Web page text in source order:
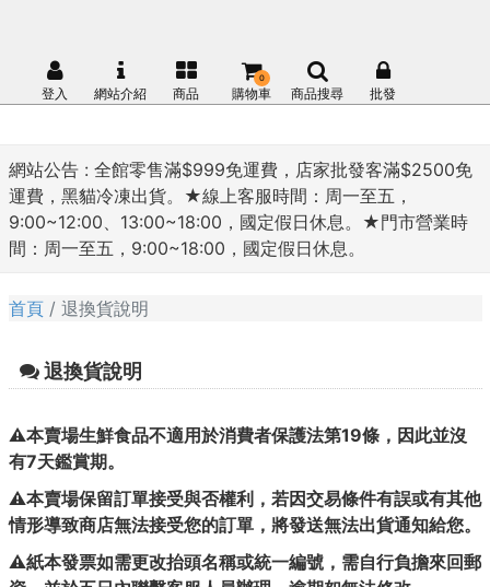
網站公告 : 全館零售滿$999免運費，店家批發客滿$2500免
運費，黑貓冷凍出貨。★線上客服時間：周一至五，
9:00~12:00、13:00~18:00，國定假日休息。★門市營業時
間：周一至五，9:00~18:00，國定假日休息。
登入 網站介紹 商品 購物車
0
商品搜尋 批發
首頁 退換貨說明
退換貨說明
⚠️本賣場生鮮食品不適用於消費者保護法第19條，因此並沒
有7天鑑賞期。
⚠️本賣場保留訂單接受與否權利，若因交易條件有誤或有其他
情形導致商店無法接受您的訂單，將發送無法出貨通知給您。
⚠️紙本發票如需更改抬頭名稱或統一編號，需自行負擔來回郵